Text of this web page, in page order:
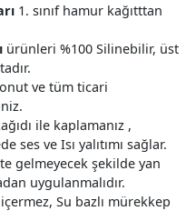
1. sınıf hamur kağıtttan
ürünleri %100 Silinebilir, üst
ve tüm ticari
ile kaplamanız ,
ses ve Isı yalıtımı sağlar.
gelmeyecek şekilde yan
uygulanmalıdır.
Su bazlı mürekkep